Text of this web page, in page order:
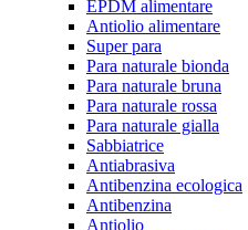
EPDM alimentare
Antiolio alimentare
Super para
Para naturale bionda
Para naturale bruna
Para naturale rossa
Para naturale gialla
Sabbiatrice
Antiabrasiva
Antibenzina ecologica
Antibenzina
Antiolio